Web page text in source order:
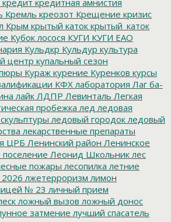
Кремль креозот Крещение кризис
Крым крытый каток крытый_каток
Кубок лосося КУГИ КУГИ ЕАО
Кульдкр Кульдур культура
центр купальный сезон
Кураж курение Куренков курсы
КФХ лаборатория Лаг ба-
лайк ЛДПР Левинталь Легкая
пробежка лед ледовая
ледовый городок ледовый
лекарственные препараты
ЦРБ Ленинский район Ленинское
поселение Леонид Школьник лес
пожары лесопилка летние
лжетерроризм лимон
№ 23 личный прием
ложный вызов ложный донос
затмение лучший спасатель